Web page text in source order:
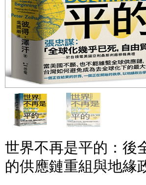
世界不再是平的：後
的供應鏈重組與地緣